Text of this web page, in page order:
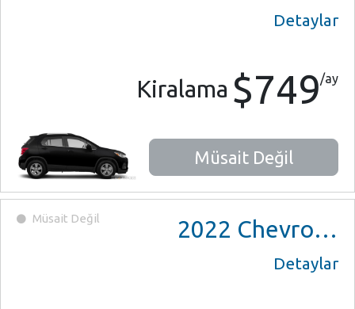
Detaylar
Kiralama $749/ay
Müsait Değil
Müsait Değil 2022 Chevrolet Trax
Detaylar